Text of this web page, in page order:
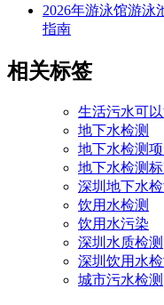
2026年游泳馆游泳
指南
相关标签
生活污水可
地下水检测
地下水检测项
地下水检测
深圳地下水检
饮用水检测
饮用水污染
深圳水质检测
深圳饮用水检
城市污水检测